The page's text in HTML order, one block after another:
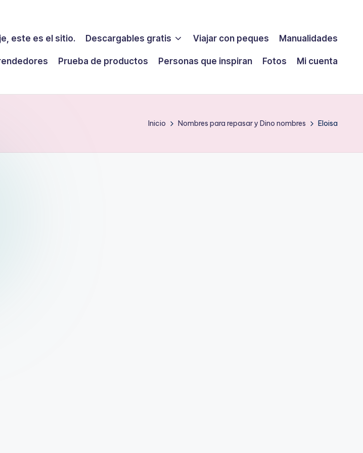
este es el sitio. Descargables gratis Viajar con peques Manualidades
Prueba de productos Personas que inspiran Fotos
Mi cuenta
Inicio Nombres para repasar y Dino nombres Eloisa